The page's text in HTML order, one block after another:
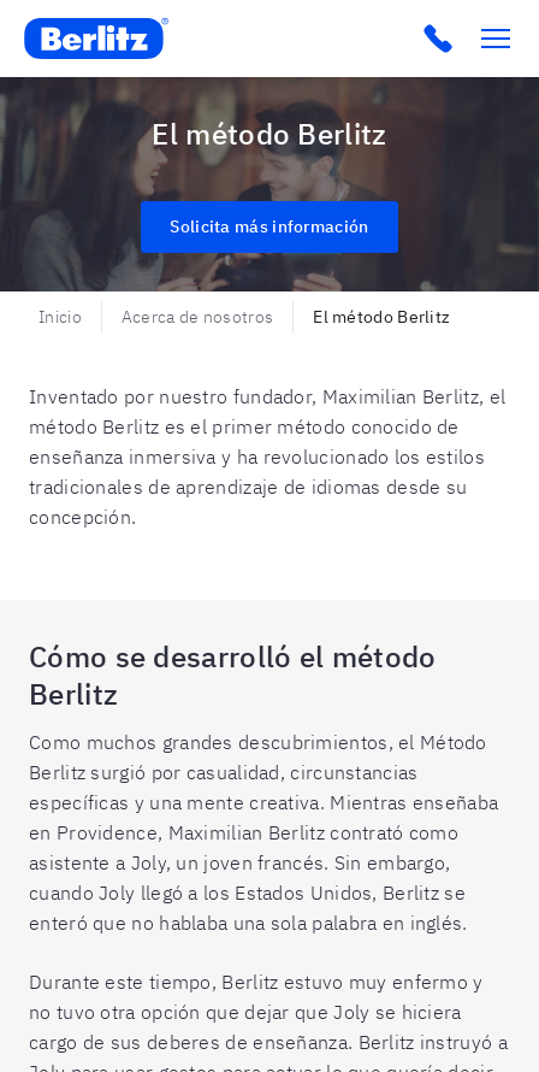
Berlitz USA Click to
El método Berlitz
Solicita más información
Inicio Acerca de nosotros El método Berlitz
Inventado por nuestro fundador, Maximilian Berlitz, el
método Berlitz es el primer método conocido de
enseñanza inmersiva y ha revolucionado los estilos
tradicionales de aprendizaje de idiomas desde su
concepción.
Cómo se desarrolló el método
Berlitz
Como muchos grandes descubrimientos, el Método
Berlitz surgió por casualidad, circunstancias
específicas y una mente creativa. Mientras enseñaba
en Providence, Maximilian Berlitz contrató como
asistente a Joly, un joven francés. Sin embargo,
cuando Joly llegó a los Estados Unidos, Berlitz se
enteró que no hablaba una sola palabra en inglés.
Durante este tiempo, Berlitz estuvo muy enfermo y
no tuvo otra opción que dejar que Joly se hiciera
cargo de sus deberes de enseñanza. Berlitz instruyó a